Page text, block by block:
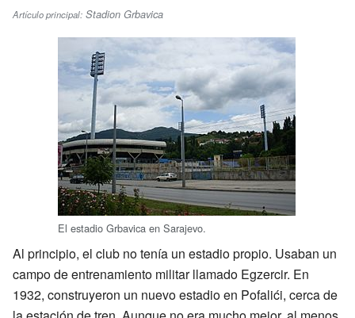
Artículo principal: Stadion Grbavica
El estadio Grbavica en Sarajevo.
Al principio, el club no tenía un estadio propio. Usaban un
campo de entrenamiento militar llamado Egzercir. En
1932, construyeron un nuevo estadio en Pofalići, cerca de